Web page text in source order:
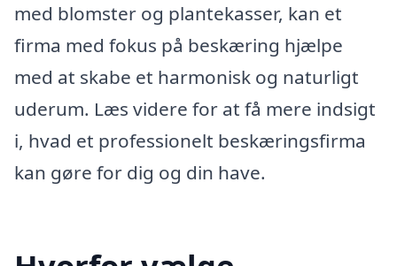
med blomster og plantekasser, kan et
firma med fokus på beskæring hjælpe
med at skabe et harmonisk og naturligt
uderum. Læs videre for at få mere indsigt
i, hvad et professionelt beskæringsfirma
kan gøre for dig og din have.